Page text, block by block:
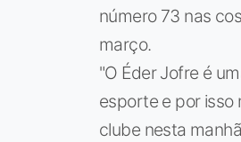
número 73 nas
março.
"O Éder Jofre é
esporte e por isso
clube nesta